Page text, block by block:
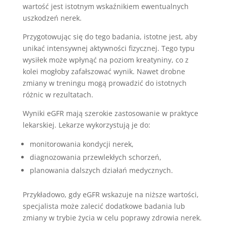
wartość jest istotnym wskaźnikiem ewentualnych
uszkodzeń nerek.
Przygotowując się do tego badania, istotne jest, aby
unikać intensywnej aktywności fizycznej. Tego typu
wysiłek może wpłynąć na poziom kreatyniny, co z
kolei mogłoby zafałszować wynik. Nawet drobne
zmiany w treningu mogą prowadzić do istotnych
różnic w rezultatach.
Wyniki eGFR mają szerokie zastosowanie w praktyce
lekarskiej. Lekarze wykorzystują je do:
monitorowania kondycji nerek,
diagnozowania przewlekłych schorzeń,
planowania dalszych działań medycznych.
Przykładowo, gdy eGFR wskazuje na niższe wartości,
specjalista może zalecić dodatkowe badania lub
zmiany w trybie życia w celu poprawy zdrowia nerek.